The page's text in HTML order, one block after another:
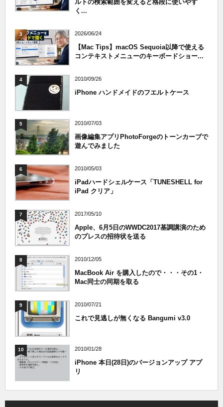
ルトの検索範囲を変えると格段に使いやす
く...
3 2026/06/24
【Mac Tips】macOS Sequoia以降で使える
コンテキストメニューのキーボードショー...
4 2010/09/26
iPhone ハンドメイドのフエルトケース
5 2010/07/03
画像編集アプリPhotoForgeのトーンカーブで
遊んでみました
6 2010/05/03
iPadハードシェルケース「TUNESHELL for
iPad クリア」
7 2017/05/10
Apple、6月5日のWWDC2017基調講演のため
のプレスの招待状を送る
8 2010/12/05
MacBook Air を購入したので・・・その1・
Mac同士の同期を取る
9 2010/07/21
これで見逃しが無くなる Bangumi v3.0
10 2010/01/28
iPhone 本日(28日)のバージョンアップ アプ
リ